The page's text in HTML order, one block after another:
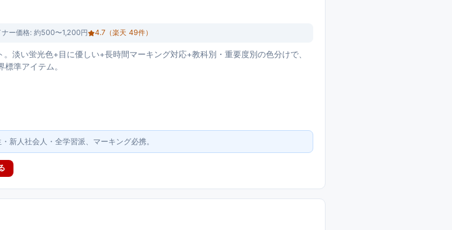
ー価格: 約500〜1,200円 4.7 （楽天 49件）
淡い蛍光色+目に優しい+長時間マーキング対応+教科別・重要度別の色分けで、
準アイテム。
新人社会人・全学習派、マーキング必携。